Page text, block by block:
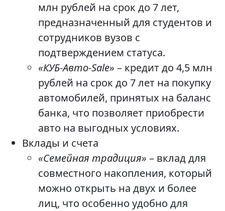
млн рублей на срок до 7 лет,
предназначенный для студентов и
сотрудников вузов с
подтверждением статуса.
«КУБ-Авто-Sale» – кредит до 4,5 млн
рублей на срок до 7 лет на покупку
автомобилей, принятых на баланс
банка, что позволяет приобрести
авто на выгодных условиях.
Вклады и счета
«Семейная традиция» – вклад для
совместного накопления, который
можно открыть на двух и более
лиц, что особенно удобно для